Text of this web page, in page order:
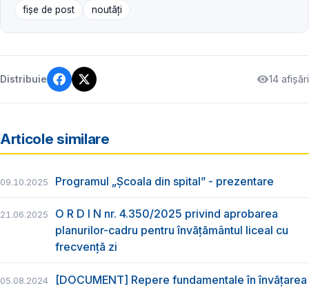
fișe de post
noutăți
Distribuie 14 afișări
Articole similare
09.10.2025 Programul „Școala din spital” - prezentare
21.06.2025
O R D I N nr. 4.350/2025 privind aprobarea
planurilor-cadru pentru învățământul liceal cu
frecvență zi
05.08.2024
[DOCUMENT] Repere fundamentale în învățarea